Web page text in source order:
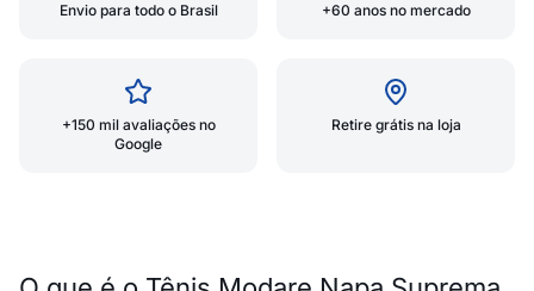
Envio para todo o Brasil +60 anos no mercado
+150 mil avaliações no
Google
Retire grátis na loja